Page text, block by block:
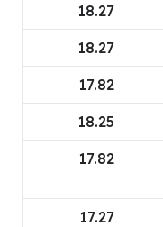
18.27
18.27
17.82
18.25
17.82
17.27